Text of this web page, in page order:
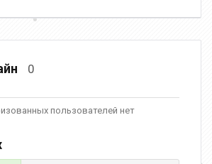
0
пользователей нет